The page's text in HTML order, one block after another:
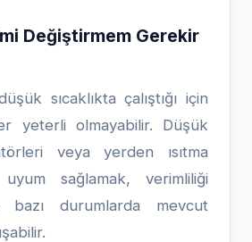
Değiştirmem Gerekir
sıcaklıkta çalıştığı için
yeterli olmayabilir. Düşük
veya yerden ısıtma
sağlamak, verimliliği
bazı durumlarda mevcut